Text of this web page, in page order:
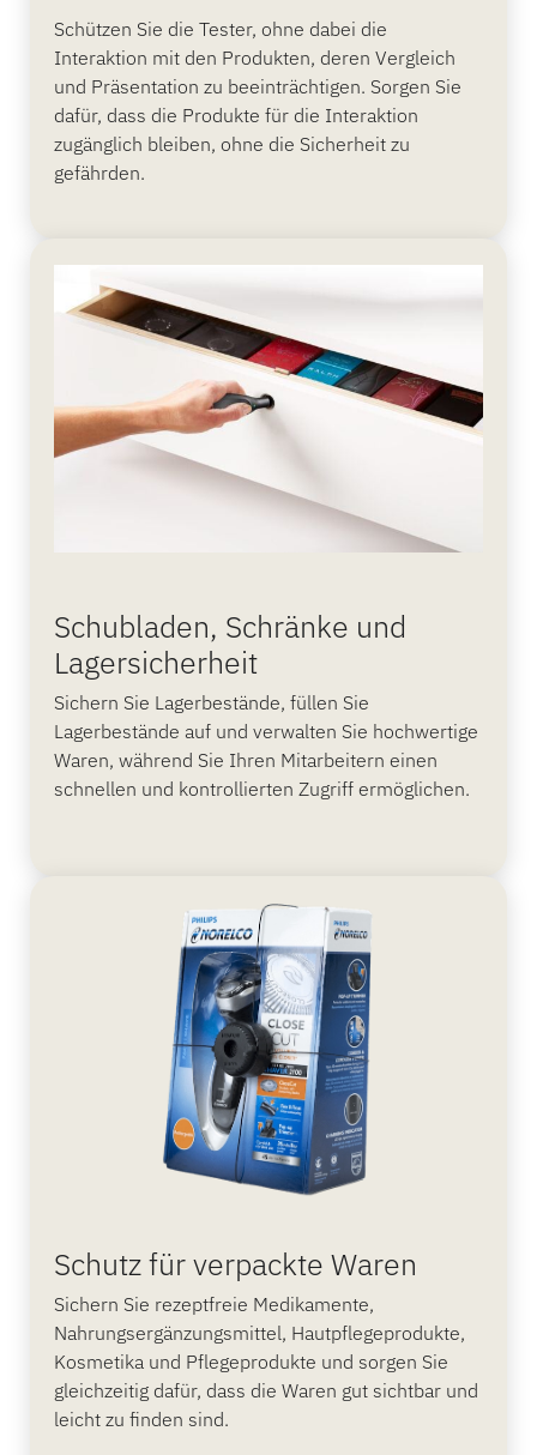
Schützen Sie die Tester, ohne dabei die
Interaktion mit den Produkten, deren Vergleich
und Präsentation zu beeinträchtigen. Sorgen Sie
dafür, dass die Produkte für die Interaktion
zugänglich bleiben, ohne die Sicherheit zu
gefährden.
Schubladen, Schränke und
Lagersicherheit
Sichern Sie Lagerbestände, füllen Sie
Lagerbestände auf und verwalten Sie hochwertige
Waren, während Sie Ihren Mitarbeitern einen
schnellen und kontrollierten Zugriff ermöglichen.
Schutz für verpackte Waren
Sichern Sie rezeptfreie Medikamente,
Nahrungsergänzungsmittel, Hautpflegeprodukte,
Kosmetika und Pflegeprodukte und sorgen Sie
gleichzeitig dafür, dass die Waren gut sichtbar und
leicht zu finden sind.